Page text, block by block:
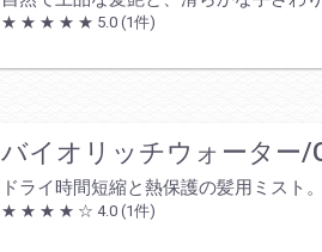
★ ★ ★ ★ ★ 5.0 (1件)
バイオリッチウォーター/
ドライ時間短縮と熱保護の髪用ミスト
★ ★ ★ ★ ☆ 4.0 (1件)